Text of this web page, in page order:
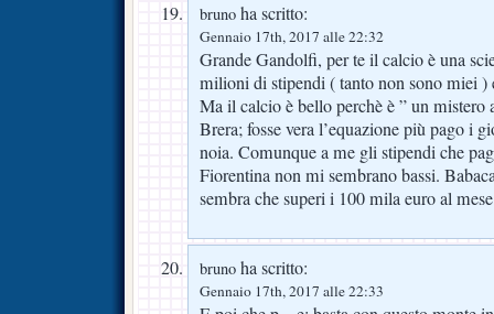
bruno ha scritto:
Gennaio 17th, 2017 alle 22:32
Grande Gandolfi, per te il calcio è una
milioni di stipendi ( tanto non sono miei
Ma il calcio è bello perchè è ” un mistero
Brera; fosse vera l’equazione più pago i
noia. Comunque a me gli stipendi che
Fiorentina non mi sembrano bassi.
sembra che superi i 100 mila euro al
bruno ha scritto:
Gennaio 17th, 2017 alle 22:33